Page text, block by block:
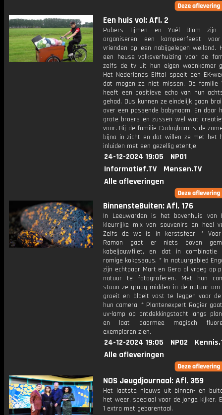
Een huis vol: Afl. 2
Pubers Tijmen en Yaél Blom
organiseren een kampeerfeest
vrienden op een nabijgelegen weiland.
een heuse volksverhuizing voor de
zelfs de tv uit hun eigen woonkamer
Het Nederlands Elftal speelt een EK-
dat mogen ze niet missen. De familie
heeft een positieve echo van hun
gehad. Dus kunnen ze eindelijk gaan
over een passende babynaam. En daar
grote broers en zussen wel wat
voor. Bij de familie Cudogham is de
bijna in zicht en dat willen ze met het
inluiden met een gezellig etentje.
24-12-2024 19:05
NPO1
Informatief.TV
Mensen.TV
Alle afleveringen
BinnensteBuiten: Afl. 176
In Leeuwarden is het bovenhuis van
kleurrijke mix van souvenirs en heel
Zelfs de wc is in kerstsfeer. * Voor
Ramon gaat er niets boven
kabeljauwfilet, en dat in
romige kokossaus. * In natuurgebied
zijn echtpaar Mart en Gera al vroeg op
natuur te fotograferen. Met hun
staan ze graag midden in de natuur
groeit en bloeit vast te leggen voor
hun camera. * Plantenexpert Rogier
uv-lamp op ontdekkingstocht langs
en laat daarmee magisch
exemplaren zien.
24-12-2024 19:05 NPO2
Alle afleveringen
NOS Jeugdjournaal: Afl. 359
Het laatste nieuws uit binnen- en
het weer, speciaal voor de jonge kijker.
1 extra met gebarentaal.